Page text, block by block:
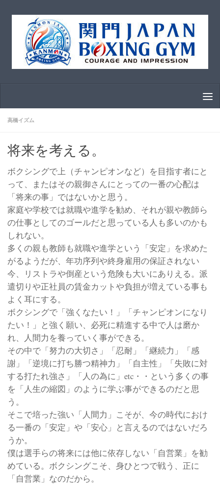
コンテンツへスキップ
高橋イズム
将来を考える。
ボクシングで上（チャンピオンなど）を目指す者にと
って、またはその親御さんにとっての一番の心配は
「将来の事」ではないかと思う。
家庭や学校では就職や進学を勧め、それが親や教師ら
の仕事としてのゴールだと思っている人も多いのかも
しれない。
多くの親も教師も就職や進学という「安定」を求めた
がるようだが、年功序列や終身雇用の保証されない
今、リストラや倒産という危険も大いにありえる。派
遣切りや正社員の賃金カットや負担が増えている事も
よく耳にする。
ボクシングで「強くなたい！」「チャンピオンになり
たい！」と強く願い、必死に精進する中で人は磨か
れ、人間力を養っていく事ができる。
その中で「努力の大切さ」「忍耐」「継続力」「感
謝」「逆境に打ち勝つ精神力」「自主性」「失敗に対
する打たれ強さ」「人の為に」etc・・という多くの事
を「人生の縮図」のように学ぶ事ができるのだと思
う。
そこで培った強い「人間力」こそが、今の時代におけ
る一番の「安定」や「安心」と言えるのではないだろ
うか。
僕は選手らの将来には他に依存しない「自営業」を勧
めている。ボクシングこそ、身ひとつで戦う、正に
「自営業」なのだから。